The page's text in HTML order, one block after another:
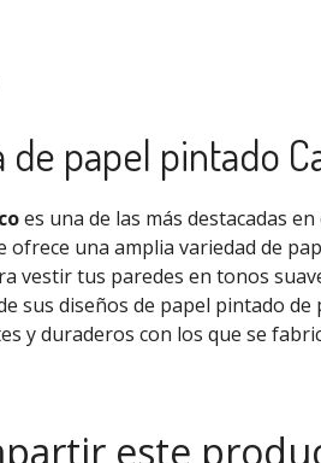
papel pintado
es una de las más destacadas
ofrece una amplia variedad de
vestir tus paredes en tonos
sus diseños de papel pintado de
y duraderos con los que se
este